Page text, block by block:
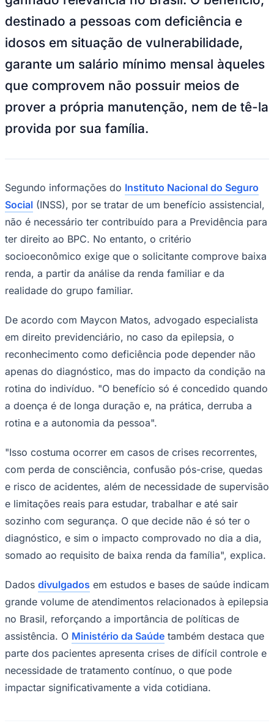
NBA
NFL
Fórmula 1
UFC
Tênis (ATP)
MLB
NHL
Atletismo
Vôlei
NBB
Competições de Futebol
Brasileirão Série B
Libertadores
Sul-Americana
Copa América
Champions League
Premier League
La Liga
Bundesliga
Times - Ir direto
Corinthians
destinado a pessoas com deficiência e
idosos em situação de vulnerabilidade,
garante um salário mínimo mensal àqueles
que comprovem não possuir meios de
prover a própria manutenção, nem de tê-la
provida por sua família.
Segundo informações do Instituto Nacional do Seguro
Social (INSS), por se tratar de um benefício assistencial,
não é necessário ter contribuído para a Previdência para
ter direito ao BPC. No entanto, o critério
socioeconômico exige que o solicitante comprove baixa
renda, a partir da análise da renda familiar e da
realidade do grupo familiar.
De acordo com Maycon Matos, advogado especialista
em direito previdenciário, no caso da epilepsia, o
reconhecimento como deficiência pode depender não
apenas do diagnóstico, mas do impacto da condição na
rotina do indivíduo. "O benefício só é concedido quando
a doença é de longa duração e, na prática, derruba a
rotina e a autonomia da pessoa".
"Isso costuma ocorrer em casos de crises recorrentes,
com perda de consciência, confusão pós-crise, quedas
e risco de acidentes, além de necessidade de supervisão
e limitações reais para estudar, trabalhar e até sair
sozinho com segurança. O que decide não é só ter o
diagnóstico, e sim o impacto comprovado no dia a dia,
somado ao requisito de baixa renda da família", explica.
Dados divulgados em estudos e bases de saúde indicam
grande volume de atendimentos relacionados à epilepsia
no Brasil, reforçando a importância de políticas de
assistência. O Ministério da Saúde também destaca que
parte dos pacientes apresenta crises de difícil controle e
necessidade de tratamento contínuo, o que pode
impactar significativamente a vida cotidiana.